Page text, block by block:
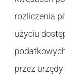
rozliczenia
użyciu
przez